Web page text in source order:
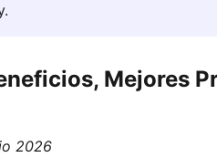
Mejores
2026